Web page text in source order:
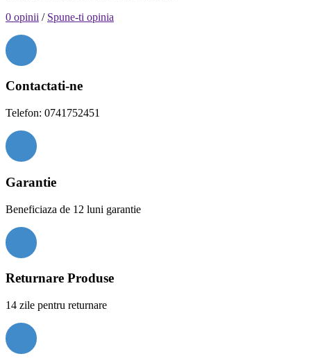
0 opinii / Spune-ti opinia
Contactati-ne
Telefon: 0741752451
Garantie
Beneficiaza de 12 luni garantie
Returnare Produse
14 zile pentru returnare